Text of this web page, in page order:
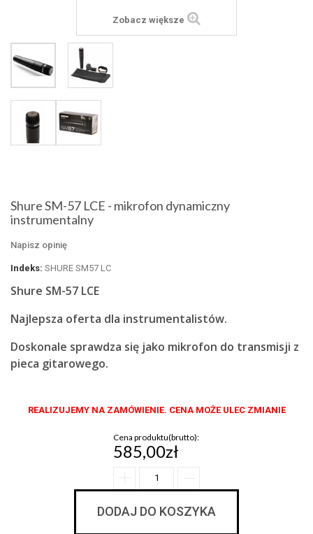
Zobacz większe
Shure SM-57 LCE - mikrofon dynamiczny
instrumentalny
Napisz opinię
Indeks: SHURE SM57 LC
Shure SM-57 LCE
Najlepsza oferta dla instrumentalistów.
Doskonale sprawdza się jako mikrofon do transmisji z
pieca gitarowego.
REALIZUJEMY NA ZAMÓWIENIE. CENA MOŻE ULEC ZMIANIE
Cena produktu(brutto):
585,00zł
DODAJ DO KOSZYKA